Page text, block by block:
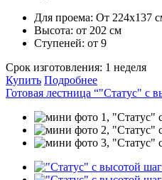
Для проема: От 224х137
Высота: от 202 см
Ступеней: от 9
Срок изготовления: 1 неделя
Купить Подробнее
Готовая лестница “"Статус" с